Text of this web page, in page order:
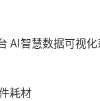
AI智慧数据可视
耗材